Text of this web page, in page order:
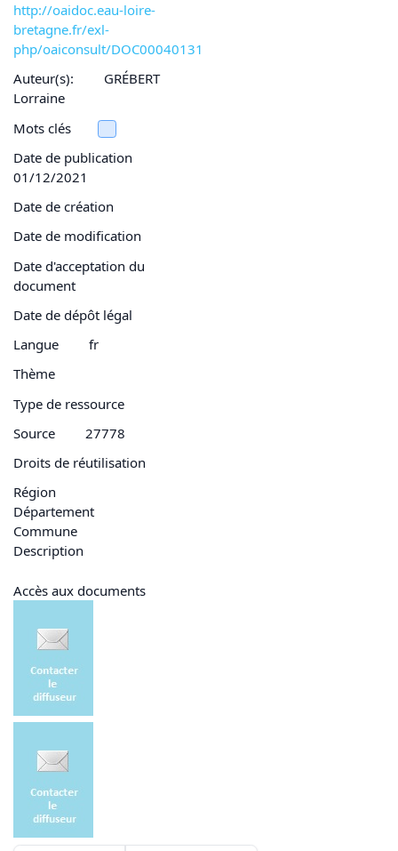
http://oaidoc.eau-loire-
bretagne.fr/exl-
php/oaiconsult/DOC00040131
Auteur(s):
GRÉBERT
Lorraine
Mots clés
Date de publication
01/12/2021
Date de création
Date de modification
Date d'acceptation du
document
Date de dépôt légal
Langue
fr
Thème
Type de ressource
Source
27778
Droits de réutilisation
Région
Département
Commune
Description
Accès aux documents